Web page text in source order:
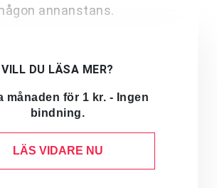
annanstans.
VILL DU LÄSA MER?
månaden för 1 kr. - Ingen
bindning.
LÄS VIDARE NU